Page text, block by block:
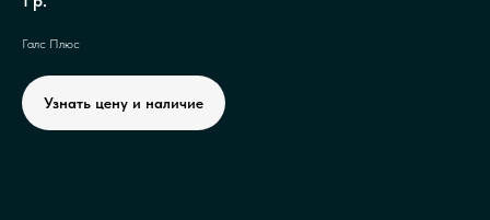
Галс Плюс
Узнать цену и наличие